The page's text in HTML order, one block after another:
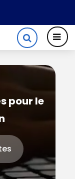
pour le